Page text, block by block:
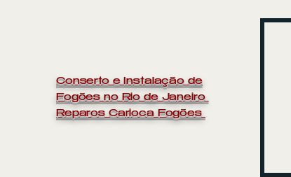
Conserto e Instalação de
Fogões no Rio de Janeiro
Reparos Carioca Fogões